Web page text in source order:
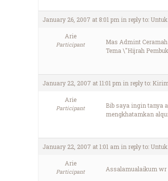
January 26, 2007 at 8:01 pm in reply to:
Arie
Participant
Mas Admint
Tema \"Hijrah
January 22, 2007 at 11:01 pm in reply to:
Arie
Participant
Bib saya ingin tanya
mengkhatamkan
January 22, 2007 at 1:01 am in reply to:
Arie
Participant Assalamualaikum wr